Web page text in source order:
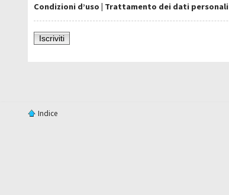
Condizioni d’uso | Trattamento dei dati personali
Iscriviti
Indice